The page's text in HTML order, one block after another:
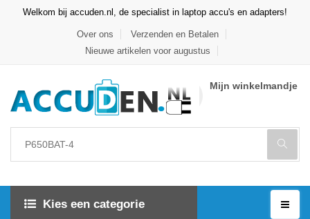
Welkom bij accuden.nl, de specialist in laptop accu's en adapters!
Over ons
Verzenden en Betalen
Nieuwe artikelen voor augustus
Mijn winkelmandje
Kies een categorie